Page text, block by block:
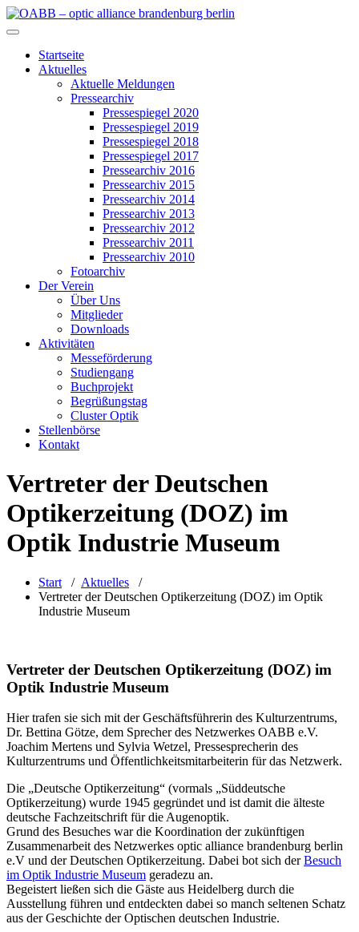
Zum
Inhalt
OABB – optic alliance brandenburg berlin
Startseite
Aktuelles
Aktuelle Meldungen
Pressearchiv
Pressespiegel 2020
Pressespiegel 2019
Pressespiegel 2018
Pressespiegel 2017
Pressearchiv 2016
Pressearchiv 2015
Pressearchiv 2014
Pressearchiv 2013
Pressearchiv 2012
Pressearchiv 2011
Pressearchiv 2010
Fotoarchiv
Der Verein
Über Uns
Mitglieder
Downloads
Aktivitäten
Messeförderung
Studiengang
Buchprojekt
Begrüßungstag
Cluster Optik
Stellenbörse
Kontakt
Vertreter der Deutschen
Optikerzeitung (DOZ) im
Optik Industrie Museum
Start / Aktuelles /
Vertreter der Deutschen Optikerzeitung (DOZ) im Optik
Industrie Museum
Vertreter der Deutschen Optikerzeitung (DOZ) im
Optik Industrie Museum
Hier trafen sie sich mit der Geschäftsführerin des Kulturzentrums,
Dr. Bettina Götze, dem Sprecher des Netzwerkes OABB e.V.
Joachim Mertens und Sylvia Wetzel, Pressesprecherin des
Kulturzentrums und Öffentlichkeitsmitarbeiterin für das Netzwerk.
Die „Deutsche Optikerzeitung“ (vormals „Süddeutsche
Optikerzeitung) wurde 1945 gegründet und ist damit die älteste
deutsche Fachzeitschrift für die Augenoptik.
Grund des Besuches war die Koordination der zukünftigen
Zusammenarbeit des Netzwerkes optic alliance brandenburg berlin
e.V und der Deutschen Optikerzeitung. Dabei bot sich derBesuch
im Optik Industrie Museum geradezu an.
Begeistert ließen sich die Gäste aus Heidelberg durch die
Ausstellung führen und entdeckten dabei so manch seltenen Schatz
aus der Geschichte der Optischen deutschen Industrie.